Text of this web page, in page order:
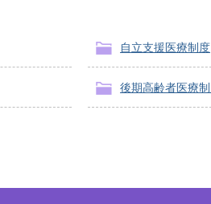
自立支援医療制度
後期高齢者医療